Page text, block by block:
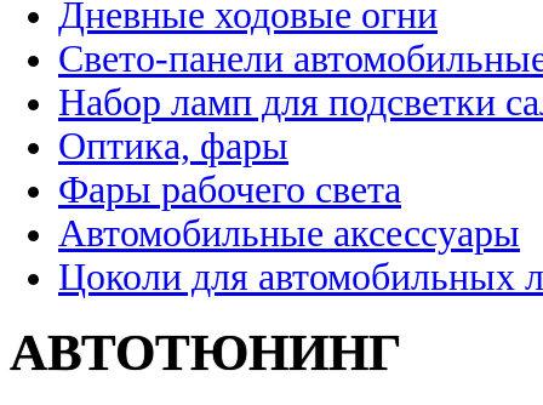
Дневные ходовые огни
Свето-панели
Набор ламп для подсветки
Оптика, фары
Фары рабочего света
Автомобильные аксессуары
Цоколи для автомобильных
АВТОТЮНИНГ